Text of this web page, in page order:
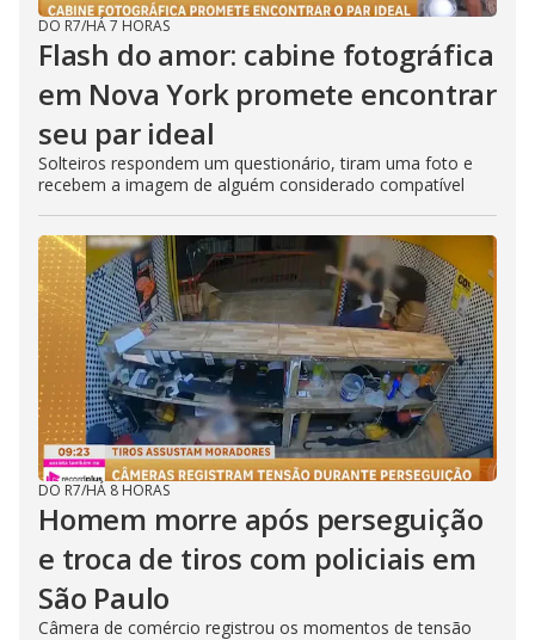
DO R7/HÁ 7 HORAS
Flash do amor: cabine fotográfica
em Nova York promete encontrar
seu par ideal
Solteiros respondem um questionário, tiram uma foto e
recebem a imagem de alguém considerado compatível
DO R7/HÁ 8 HORAS
Homem morre após perseguição
e troca de tiros com policiais em
São Paulo
Câmera de comércio registrou os momentos de tensão